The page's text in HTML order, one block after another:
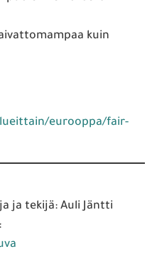
kuin
eurooppa/fair-
ja tekijä: Auli Jäntti